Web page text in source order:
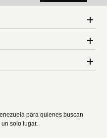
para quienes buscan
solo lugar.